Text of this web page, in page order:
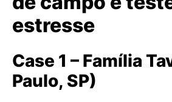
estresse
Case 1 – Família
Paulo, SP)